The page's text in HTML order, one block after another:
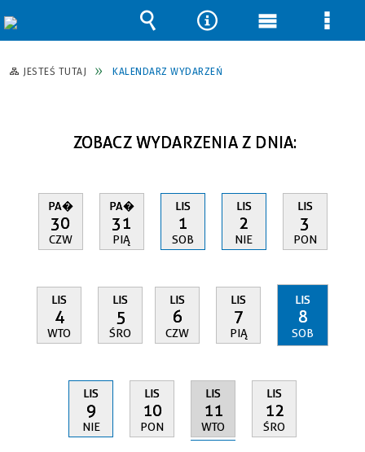
JESTEŚ TUTAJ KALENDARZ WYDARZEŃ
ZOBACZ WYDARZENIA Z DNIA:
PA�
30
CZW
PA�
31
PIĄ
LIS
1
SOB
LIS
2
NIE
LIS
3
PON
LIS
4
WTO
LIS
5
ŚRO
LIS
6
CZW
LIS
7
PIĄ
LIS
8
SOB
LIS
9
NIE
LIS
10
PON
LIS
11
WTO
LIS
12
ŚRO
Wyszukiwarka
Narzędzia
Menu Menu